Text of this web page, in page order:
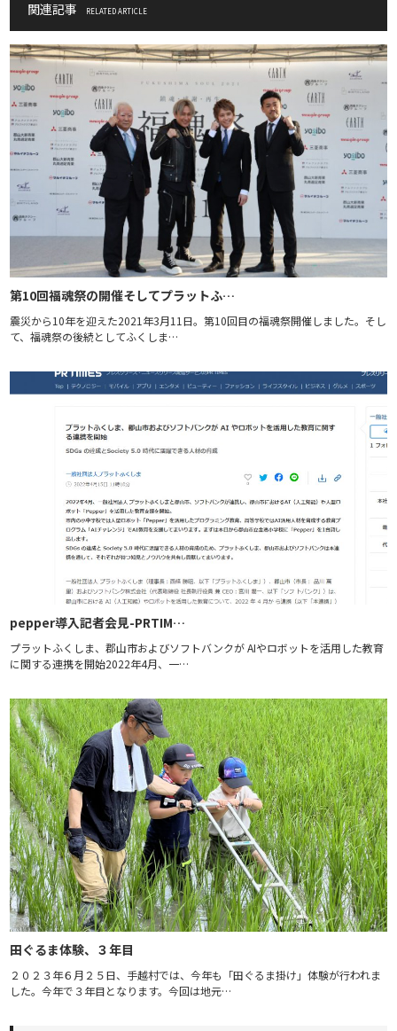
関連記事 RELATED ARTICLE
第10回福魂祭の開催そしてプラットふ…
震災から10年を迎えた2021年3月11日。第10回目の福魂祭開催しました。そし
て、福魂祭の後続としてふくしま…
pepper導入記者会見-PRTIM…
プラットふくしま、郡山市およびソフトバンクが AIやロボットを活用した教育
に関する連携を開始2022年4月、一…
田ぐるま体験、３年目
２０２３年６月２５日、手越村では、今年も「田ぐるま掛け」体験が行われま
した。今年で３年目となります。今回は地元…